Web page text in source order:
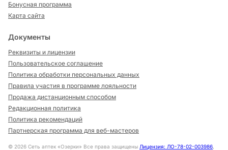
Бонусная программа
Карта сайта
Документы
Реквизиты и лицензии
Пользовательское соглашение
Политика обработки персональных данных
Правила участия в программе лояльности
Продажа дистанционным способом
Редакционная политика
Политика рекомендаций
Партнерская программа для веб-мастеров
© 2026 Сеть аптек «Озерки» Все права защищены Лицензия: ЛО-78-02-003986,